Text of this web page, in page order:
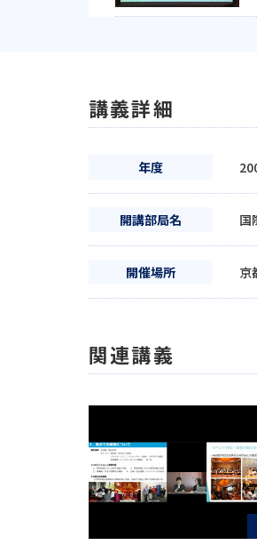
講義詳細
年度
開講部局名 国
開催場所 京
関連講義